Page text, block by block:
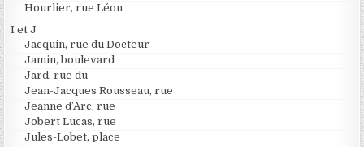
Hourlier, rue Léon
I et J
Jacquin, rue du Docteur
Jamin, boulevard
Jard, rue du
Jean-Jacques Rousseau, rue
Jeanne d’Arc, rue
Jobert Lucas, rue
Jules-Lobet, place